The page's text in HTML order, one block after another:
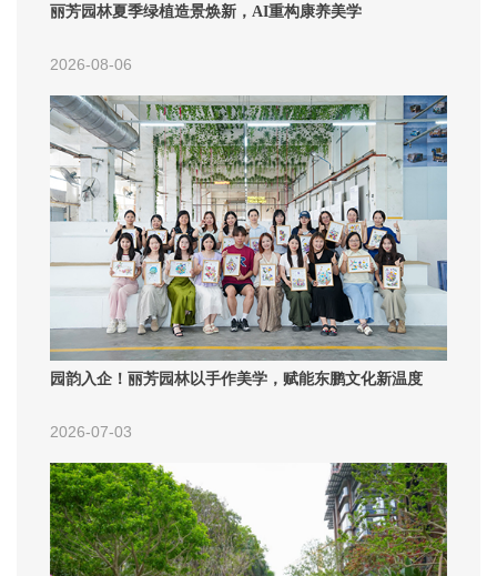
丽芳园林夏季绿植造景焕新，AI重构康养美学
2026-08-06
园韵入企！丽芳园林以手作美学，赋能东鹏文化新温度
2026-07-03